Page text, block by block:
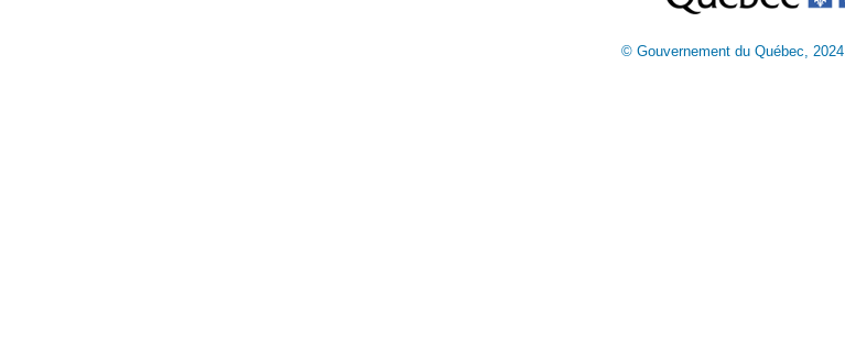
© Gouvernement du Québec, 2024